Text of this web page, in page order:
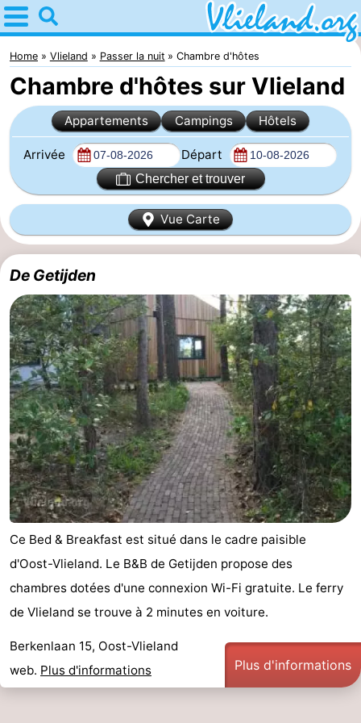
Home
Vlieland
Astuces
Avec
les
enfants
Nature
Passer
la
nuit
Appartements
-
Vlieduyn
Campings
Hôtels
Last
minutes
Plages
Voir
et
faire
Lieux
d'intérêt
-
Musées
-
de
-
Home Vlieland Passer la nuit Chambre d'hôtes
Chambre d'hôtes sur Vlieland
Appartements Campings Hôtels
Arrivée Départ
Chercher et trouver
Vue Carte
De Getijden
Ce Bed & Breakfast est situé dans le cadre paisible
d'Oost-Vlieland. Le B&B de Getijden propose des
chambres dotées d'une connexion Wi-Fi gratuite. Le ferry
de Vlieland se trouve à 2 minutes en voiture.
Berkenlaan 15, Oost-Vlieland
web. Plus d'informations Plus d'informations